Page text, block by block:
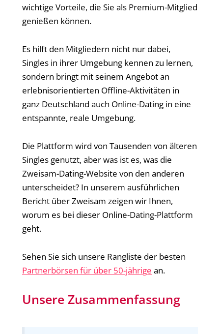
wichtige Vorteile, die Sie als Premium-Mitglied
genießen können.
Es hilft den Mitgliedern nicht nur dabei,
Singles in ihrer Umgebung kennen zu lernen,
sondern bringt mit seinem Angebot an
erlebnisorientierten Offline-Aktivitäten in
ganz Deutschland auch Online-Dating in eine
entspannte, reale Umgebung.
Die Plattform wird von Tausenden von älteren
Singles genutzt, aber was ist es, was die
Zweisam-Dating-Website von den anderen
unterscheidet? In unserem ausführlichen
Bericht über Zweisam zeigen wir Ihnen,
worum es bei dieser Online-Dating-Plattform
geht.
Sehen Sie sich unsere Rangliste der besten
Partnerbörsen für über 50-jährige an.
Unsere Zusammenfassung